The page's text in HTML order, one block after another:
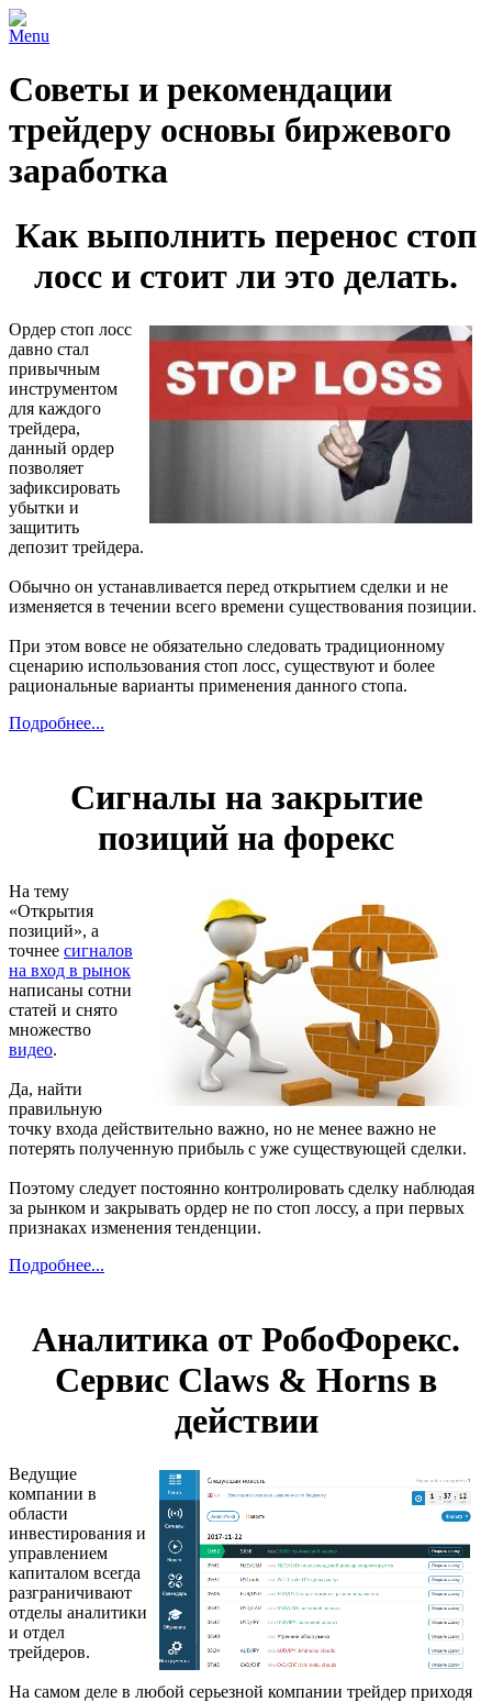
Menu
Советы и рекомендации
трейдеру основы биржевого
заработка
Как выполнить перенос стоп
лосс и стоит ли это делать.
Ордер стоп лосс
давно стал
привычным
инструментом
для каждого
трейдера,
данный ордер
позволяет
зафиксировать
убытки и
защитить
депозит трейдера.
Обычно он устанавливается перед открытием сделки и не
изменяется в течении всего времени существования позиции.
При этом вовсе не обязательно следовать традиционному
сценарию использования стоп лосс, существуют и более
рациональные варианты применения данного стопа.
Подробнее...
Сигналы на закрытие
позиций на форекс
На тему
«Открытия
позиций», а
точнее сигналов
на вход в рынок
написаны сотни
статей и снято
множество
видео.
Да, найти
правильную
точку входа действительно важно, но не менее важно не
потерять полученную прибыль с уже существующей сделки.
Поэтому следует постоянно контролировать сделку наблюдая
за рынком и закрывать ордер не по стоп лоссу, а при первых
признаках изменения тенденции.
Подробнее...
Аналитика от РобоФорекс.
Сервис Claws & Horns в
действии
Ведущие
компании в
области
инвестирования и
управлением
капиталом всегда
разграничивают
отделы аналитики
и отдел
трейдеров.
На самом деле в любой серьезной компании трейдер приходя